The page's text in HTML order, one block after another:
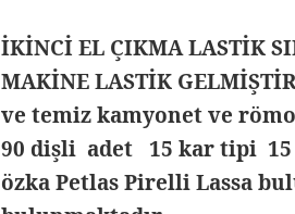
İKİNCİ EL ÇIKMA LASTİK
MAKİNE LASTİK
ve temiz kamyonet ve
90 dişli adet 15 kar tipi
özka Petlas Pirelli Lassa